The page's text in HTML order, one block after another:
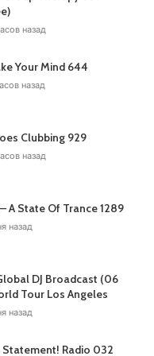
Revealed Recordings/
Mix) /EXTATIC
/Be Yourself Music/
– Real Shit (Extended
Chroma Tone/
назад
Your Mind 644
назад
Clubbing 929
назад
A State Of Trance 1289
назад
DJ Broadcast (06
Tour Los Angeles
назад
Statement! Radio 032